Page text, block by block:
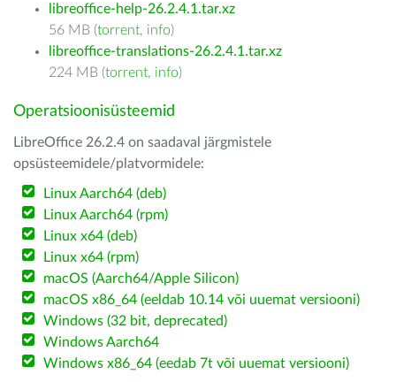
libreoffice-help-26.2.4.1.tar.xz
56 MB (torrent, info)
libreoffice-translations-26.2.4.1.tar.xz
224 MB (torrent, info)
Operatsioonisüsteemid
LibreOffice 26.2.4 on saadaval järgmistele
opsüsteemidele/platvormidele:
Linux Aarch64 (deb)
Linux Aarch64 (rpm)
Linux x64 (deb)
Linux x64 (rpm)
macOS (Aarch64/Apple Silicon)
macOS x86_64 (eeldab 10.14 või uuemat versiooni)
Windows (32 bit, deprecated)
Windows Aarch64
Windows x86_64 (eedab 7t või uuemat versiooni)